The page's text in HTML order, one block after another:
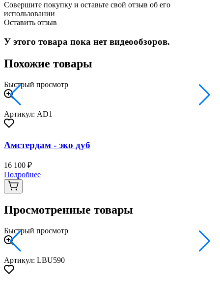
Совершите покупку и оставьте свой отзыв об его
использовании
Оставить отзыв
У этого товара пока нет видеообзоров.
Похожие товары
Быстрый просмотр
Артикул: AD1
Амстердам - эко дуб
16 100 ₽
Подробнее
Просмотренные товары
Быстрый просмотр
Артикул: LBU590